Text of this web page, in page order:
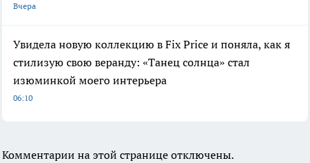
Вчера
Увидела новую коллекцию в Fix Price и поняла, как я
стилизую свою веранду: «Танец солнца» стал
изюминкой моего интерьера
06:10
Комментарии на этой странице отключены.